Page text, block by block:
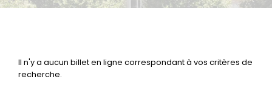
Il n'y a aucun billet en ligne correspondant à vos critères de
recherche.